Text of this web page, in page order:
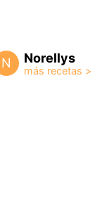
N Norellys